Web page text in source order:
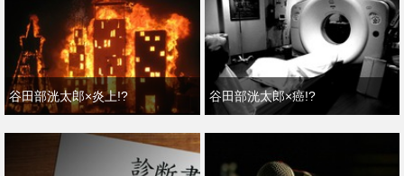
谷田部洸太郎×炎上!? 谷田部洸太郎×癌!?